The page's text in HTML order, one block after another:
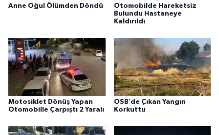
Anne Oğul Ölümden Döndü
Otomobilde Hareketsiz
Bulundu Hastaneye
Kaldırıldı
Motosiklet Dönüş Yapan
Otomobille Çarpıştı 2 Yaralı
OSB’de Çıkan Yangın
Korkuttu